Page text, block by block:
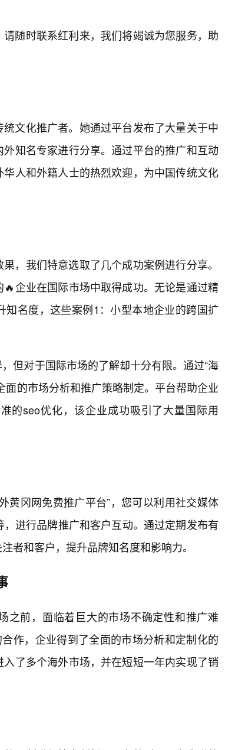
随时联系红利来，我们将竭诚为您服务，助
文化推广者。她通过平台发布了大量关于中
知名专家进行分享。通过平台的推广和互动
人和外籍人士的热烈欢迎，为中国传统文化
，我们特意选取了几个成功案例进行分享。
企业在国际市场中取得成功。无论是通过精
名度，这些案例1：小型本地企业的跨国扩
但对于国际市场的了解却十分有限。通过“海
的市场分析和推广策略制定。平台帮助企业
的seo优化，该企业成功吸引了大量国际用
黄冈网免费推广平台”，您可以利用社交媒体
进行品牌推广和客户互动。通过定期发布有
者和客户，提升品牌知名度和影响力。
之前，面临着巨大的市场不确定性和推广难
作，企业得到了全面的市场分析和定制化的
了多个海外市场，并在短短一年内实现了销